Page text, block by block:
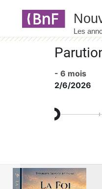
- 6 mois
2/6/2026